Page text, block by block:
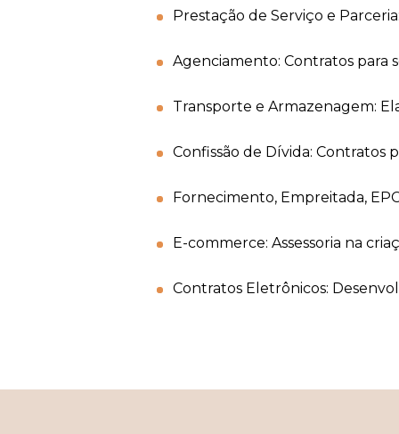
Prestação de Serviço e
Agenciamento: Contratos para
Transporte e Armazenagem:
Confissão de Dívida: Contratos
Fornecimento, Empreitada,
E-commerce: Assessoria na
Contratos Eletrônicos: